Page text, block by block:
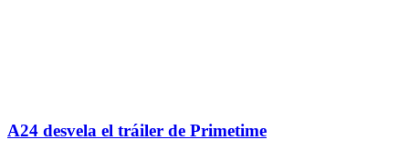
A24 desvela el tráiler de Primetime